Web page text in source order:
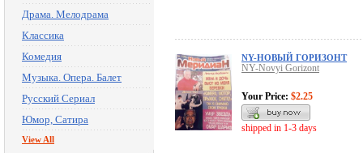
Драма. Мелодрама
Классика
Комедия
Музыка. Опера. Балет
Русский Сериал
Юмор, Сатира
View All
NY-НОВЫЙ ГОРИЗОНТ
NY-Novyi Gorizont
Your Price: $2.25
shipped in 1-3 days